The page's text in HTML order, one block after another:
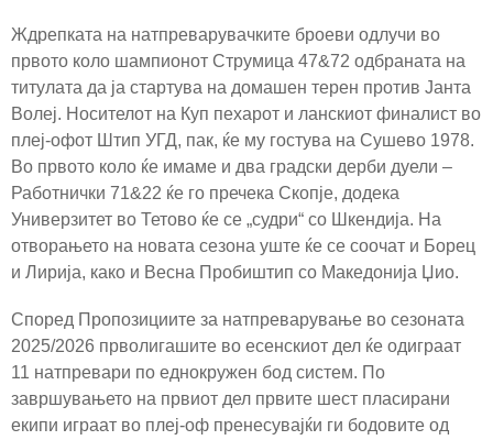
Ждрепката на натпреварувачките броеви одлучи во
првото коло шампионот Струмица 47&72 одбраната на
титулата да ја стартува на домашен терен против Јанта
Волеј. Носителот на Куп пехарот и ланскиот финалист во
плеј-офот Штип УГД, пак, ќе му гостува на Сушево 1978.
Во првото коло ќе имаме и два градски дерби дуели –
Работнички 71&22 ќе го пречека Скопје, додека
Универзитет во Тетово ќе се „судри“ со Шкендија. На
отворањето на новата сезона уште ќе се соочат и Борец
и Лирија, како и Весна Пробиштип со Македонија Џио.
Според Пропозициите за натпреварување во сезоната
2025/2026 прволигашите во есенскиот дел ќе одиграат
11 натпревари по еднокружен бод систем. По
завршувањето на првиот дел првите шест пласирани
екипи играат во плеј-оф пренесувајќи ги бодовите од